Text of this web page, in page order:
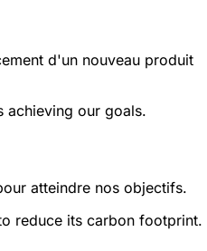
d'un nouveau produit
achieving our goals.
atteindre nos objectifs.
reduce its carbon footprint.